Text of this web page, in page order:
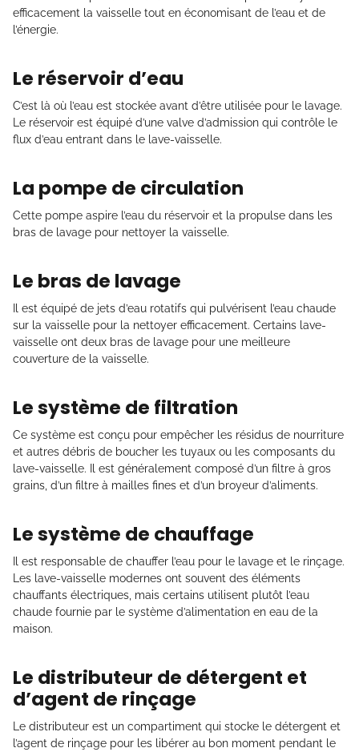
efficacement la vaisselle tout en économisant de l’eau et de
l’énergie.
Le réservoir d’eau
C’est là où l’eau est stockée avant d’être utilisée pour le lavage.
Le réservoir est équipé d’une valve d’admission qui contrôle le
flux d’eau entrant dans le lave-vaisselle.
La pompe de circulation
Cette pompe aspire l’eau du réservoir et la propulse dans les
bras de lavage pour nettoyer la vaisselle.
Le bras de lavage
Il est équipé de jets d’eau rotatifs qui pulvérisent l’eau chaude
sur la vaisselle pour la nettoyer efficacement. Certains lave-
vaisselle ont deux bras de lavage pour une meilleure
couverture de la vaisselle.
Le système de filtration
Ce système est conçu pour empêcher les résidus de nourriture
et autres débris de boucher les tuyaux ou les composants du
lave-vaisselle. Il est généralement composé d’un filtre à gros
grains, d’un filtre à mailles fines et d’un broyeur d’aliments.
Le système de chauffage
Il est responsable de chauffer l’eau pour le lavage et le rinçage.
Les lave-vaisselle modernes ont souvent des éléments
chauffants électriques, mais certains utilisent plutôt l’eau
chaude fournie par le système d’alimentation en eau de la
maison.
Le distributeur de détergent et
d’agent de rinçage
Le distributeur est un compartiment qui stocke le détergent et
l’agent de rinçage pour les libérer au bon moment pendant le